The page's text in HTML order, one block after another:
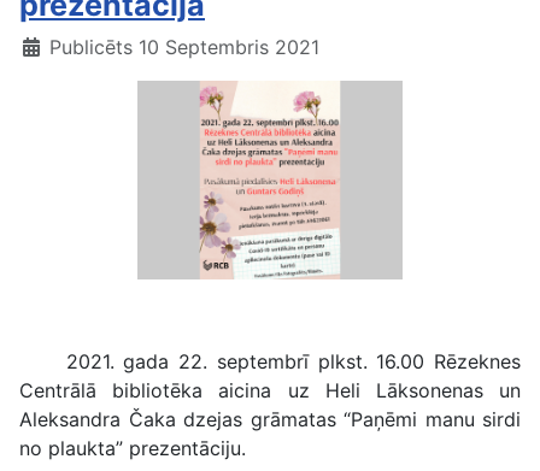
Publicēts 10 Septembris 2021
2021. gada 22. septembrī plkst. 16.00 Rēzeknes
Centrālā bibliotēka aicina uz Heli Lāksonenas un
Aleksandra Čaka dzejas grāmatas “Paņēmi manu sirdi
no plaukta” prezentāciju.